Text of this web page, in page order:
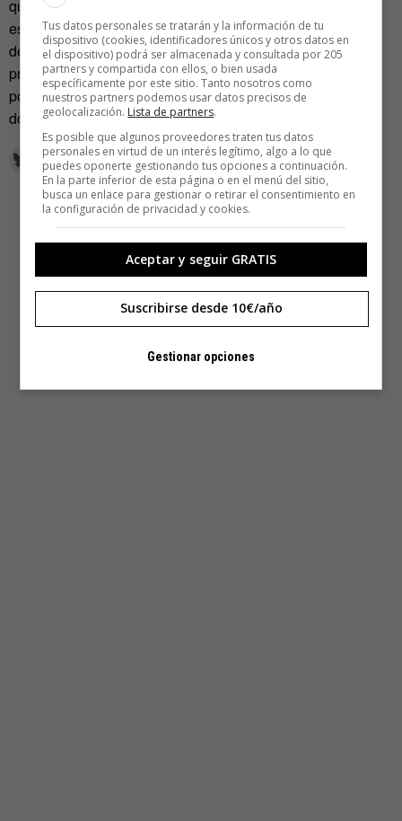
que si no se pierde dinero», razona, «en muchos aspectos
es menos ideal desde un punto de vista creativo aunque
desde luego siempre es agradable tener un gran
presupuesto detrás». No trabaja en juegos independientes
por su falta de presupuesto, sino por que cree «que es
donde se puede hacer un mejor trabajo».
Tus datos personales se tratarán y la información de tu
dispositivo (cookies, identificadores únicos y otros datos en
el dispositivo) podrá ser almacenada y consultada por 205
partners y compartida con ellos, o bien usada
específicamente por este sitio. Tanto nosotros como
nuestros partners podemos usar datos precisos de
geolocalización. Lista de partners.
Es posible que algunos proveedores traten tus datos
personales en virtud de un interés legítimo, algo a lo que
puedes oponerte gestionando tus opciones a continuación.
En la parte inferior de esta página o en el menú del sitio,
busca un enlace para gestionar o retirar el consentimiento en
la configuración de privacidad y cookies.
Aceptar y seguir GRATIS
Suscribirse desde 10€/año
Gestionar opciones